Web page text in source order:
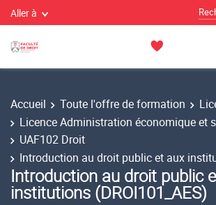
Aller à
Accueil Toute l'offre de formation
Licence Administration économique et
UAF102 Droit
Introduction au droit public et aux
Introduction au droit public
institutions (DROI101_AES)